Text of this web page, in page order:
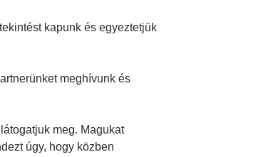
kapunk és egyeztetjük
meghívunk és
meg. Magukat
úgy, hogy közben